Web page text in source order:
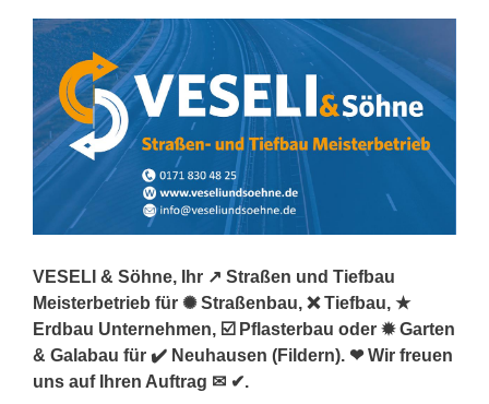
VESELI & Söhne, Ihr ↗️ Straßen und Tiefbau
Meisterbetrieb für ✺ Straßenbau, ❌ Tiefbau, ★
Erdbau Unternehmen, ☑️ Pflasterbau oder ✹ Garten
& Galabau für ✔️ Neuhausen (Fildern). ❤ Wir freuen
uns auf Ihren Auftrag ✉ ✔.